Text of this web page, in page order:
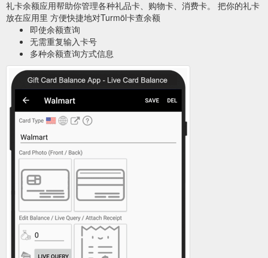
礼卡余额应用帮助你管理各种礼品卡、购物卡、消费卡。 把你的礼卡
放在应用里 方便快捷地对Turmöl卡查余额
即使余额查询
无需重复输入卡号
多种余额查询方式信息